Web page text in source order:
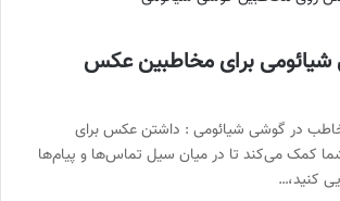
برای مخاطبین عکس
در گوشی شیائومی : داشتن عکس برای
کمک می‌کند تا در میان سیل تماس‌ها و پیام‌ها
کنید،…